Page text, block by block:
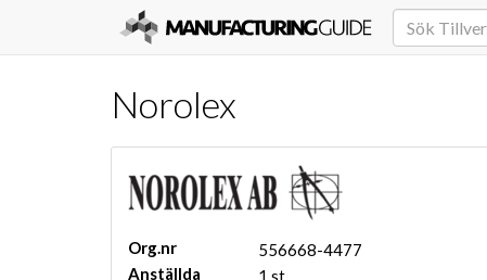
Norolex
Org.nr
556668-4477
Anställda
1 st